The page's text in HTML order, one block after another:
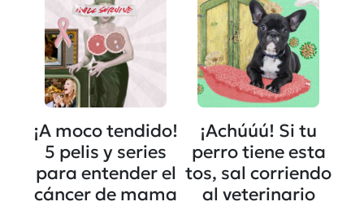
¡A moco tendido!
5 pelis y series
para entender el
cáncer de mama
¡Achúúú! Si tu
perro tiene esta
tos, sal corriendo
al veterinario